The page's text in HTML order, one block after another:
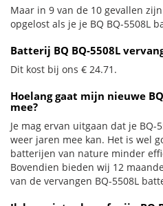
Maar in 9 van de 10 gevallen
opgelost als je je BQ BQ-5508L
Batterij BQ BQ-5508L
Dit kost bij ons € 24.71.
Hoelang gaat mijn nieuwe
mee?
Je mag ervan uitgaan dat je
weer jaren mee kan. Het is wel
batterijen van nature minder
Bovendien bieden wij 12
van de vervangen BQ-5508L